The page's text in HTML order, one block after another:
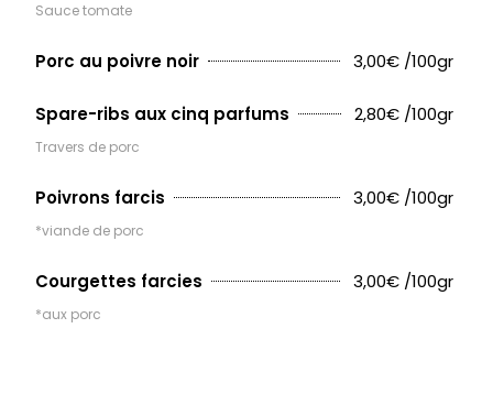
Sauce tomate
Porc au poivre noir 3,00€ /100gr
Spare-ribs aux cinq parfums 2,80€ /100gr
Travers de porc
Poivrons farcis 3,00€ /100gr
*viande de porc
Courgettes farcies 3,00€ /100gr
*aux porc